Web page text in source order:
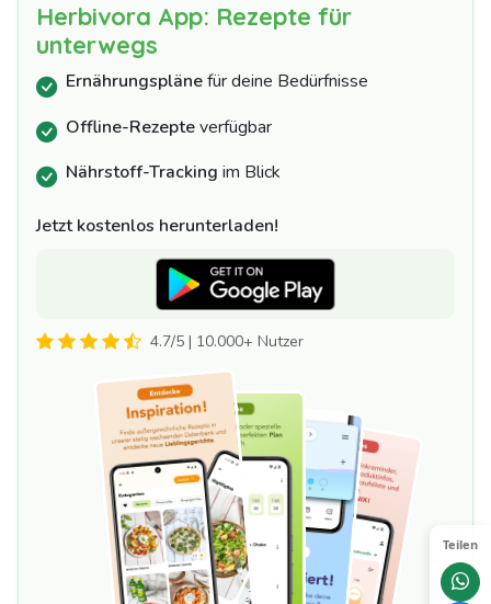
Teilen
Herbivora App: Rezepte für
unterwegs
Ernährungsplänefür deine Bedürfnisse
Offline-Rezepteverfügbar
Nährstoff-Tracking im Blick
Jetzt kostenlos herunterladen!
4.7/5 | 10.000+ Nutzer